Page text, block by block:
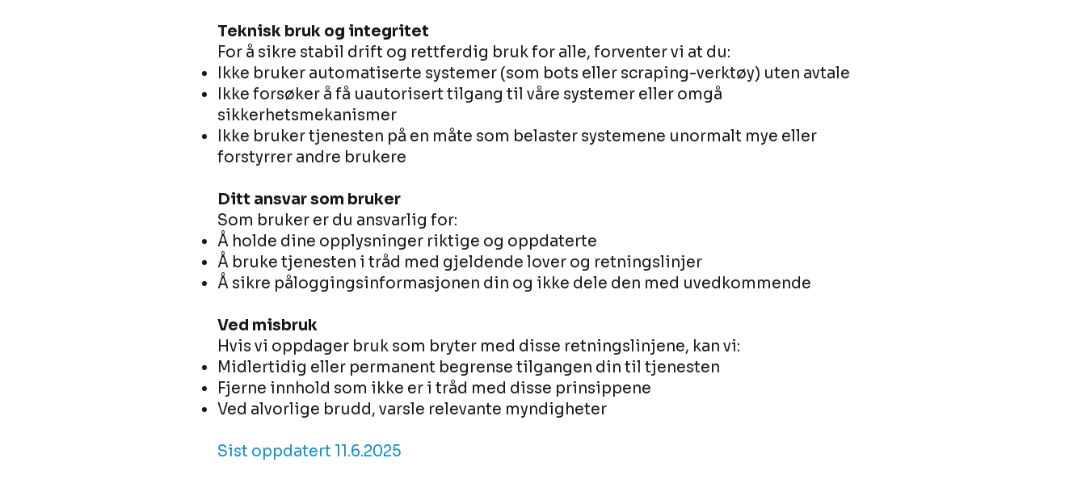
Teknisk bruk og integritet
For å sikre stabil drift og rettferdig bruk for alle, forventer vi at du:
Ikke bruker automatiserte systemer (som bots eller scraping-verktøy) uten avtale
Ikke forsøker å få uautorisert tilgang til våre systemer eller omgå
sikkerhetsmekanismer
Ikke bruker tjenesten på en måte som belaster systemene unormalt mye eller
forstyrrer andre brukere
Ditt ansvar som bruker
Som bruker er du ansvarlig for:
Å holde dine opplysninger riktige og oppdaterte
Å bruke tjenesten i tråd med gjeldende lover og retningslinjer
Å sikre påloggingsinformasjonen din og ikke dele den med uvedkommende
Ved misbruk
Hvis vi oppdager bruk som bryter med disse retningslinjene, kan vi:
Midlertidig eller permanent begrense tilgangen din til tjenesten
Fjerne innhold som ikke er i tråd med disse prinsippene
Ved alvorlige brudd, varsle relevante myndigheter
Sist oppdatert 11.6.2025